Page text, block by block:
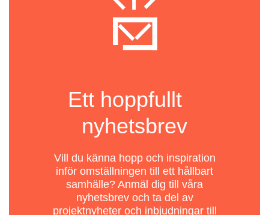
Ett hoppfullt
nyhetsbrev
Vill du känna hopp och inspiration
inför omställningen till ett hållbart
samhälle? Anmäl dig till våra
nyhetsbrev och ta del av
projektnyheter och inbjudningar till